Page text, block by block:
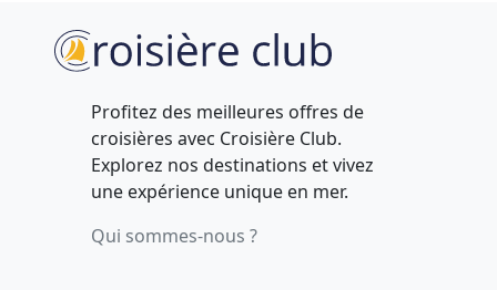
Profitez des meilleures offres de
croisières avec Croisière Club.
Explorez nos destinations et vivez
une expérience unique en mer.
Qui sommes-nous ?